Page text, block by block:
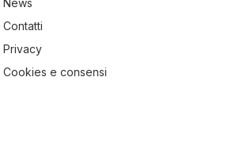
News
Contatti
Privacy
Cookies e consensi